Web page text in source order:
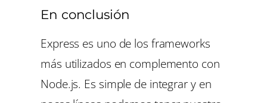
En conclusión
Express es uno de los frameworks
más utilizados en complemento con
Node.js. Es simple de integrar y en